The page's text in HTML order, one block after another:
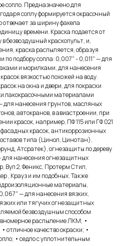
сопло. Предназначено для
соплу формируется окрасочный
за ширину факела
времени. Краска подается от
безвоздушный краскопульт, и,
краска распыляется, образуя
по подбору сопла: 0,007" - 0,011" — для
и морилками, для нанесения
вязкостью похожей на воду.
на окна и двери, для покраски
лакокрасочными материалами
для нанесения грунтов, масляных
автокранов, в авиастроении, при
красок, например, ПФ 115 или ГФ 021
красок, антикоррозионных
типа (Цинол, Цинотан),
Атсратек), огнезащиты по дереву
для нанесения огнезащитных
Вуп 2, Феникс, Протерм Стил,
, Крауз и им подобных. Также
материалы,
— для нанесения вязких,
или тягучих огнезащитных
безвоздушным способом
распыление ЛКМ; •
отличное качество окраски; •
• седло с уплотнительным